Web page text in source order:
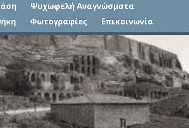
Ψυχωφελή Αναγνώσματα
Φωτογραφίες Επικοινωνία